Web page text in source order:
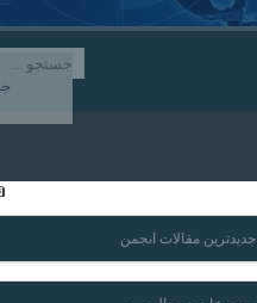
جدیدترین مقالات انجمن